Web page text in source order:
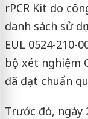
rPCR Kit do
danh sách sử
EUL 0524-210-
bộ xét nghiệm
đã đạt chuẩn
Trước đó, ngày